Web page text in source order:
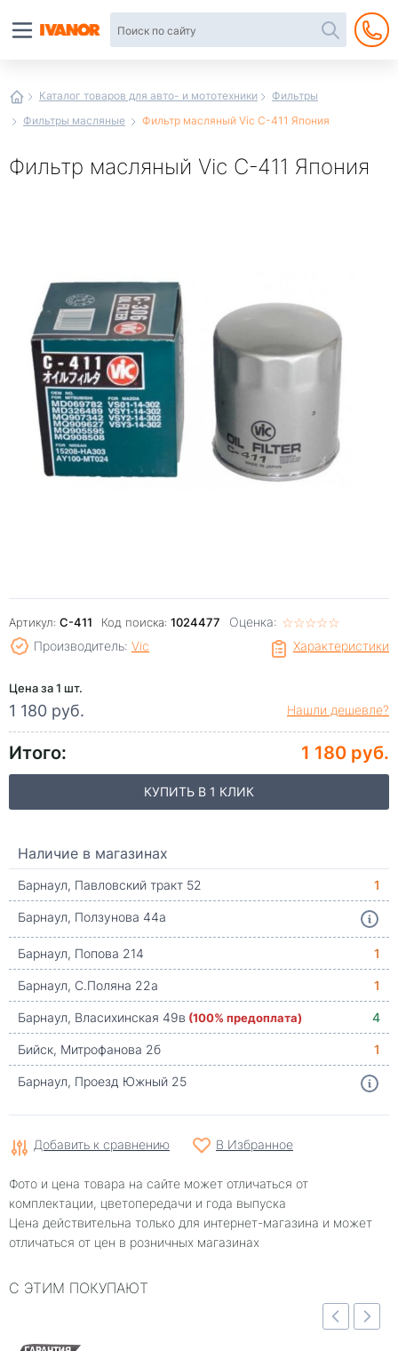
Каталог товаров для авто- и мототехники
Фильтры
Фильтры масляные
Фильтр масляный Vic C-411 Япония
Фильтр масляный Vic C-411 Япония
Артикул: C-411 Код поиска: 1024477 Оценка: ☆☆☆☆☆
★★★★★
Характеристики
Производитель: Vic
Цена за 1 шт.
1 180 руб. Нашли дешевле?
Итого: 1 180 руб.
КУПИТЬ В 1 КЛИК
Наличие в магазинах
Барнаул, Павловский тракт 52
1
Барнаул, Ползунова 44а
Барнаул, Попова 214
1
Барнаул, С.Поляна 22а
1
Барнаул, Власихинская 49в (100% предоплата)
4
Бийск, Митрофанова 2б
1
Барнаул, Проезд Южный 25
Добавить к сравнению В Избранное
Фото и цена товара на сайте может отличаться от
комплектации, цветопередачи и года выпуска
Цена действительна только для интернет-магазина и может
отличаться от цен в розничных магазинах
С ЭТИМ ПОКУПАЮТ
Быстрый просмотр
интернет-